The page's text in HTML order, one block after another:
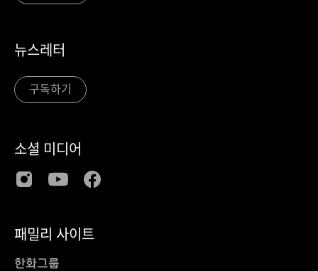
뉴스레터
구독하기
소셜 미디어
패밀리 사이트
한화그룹